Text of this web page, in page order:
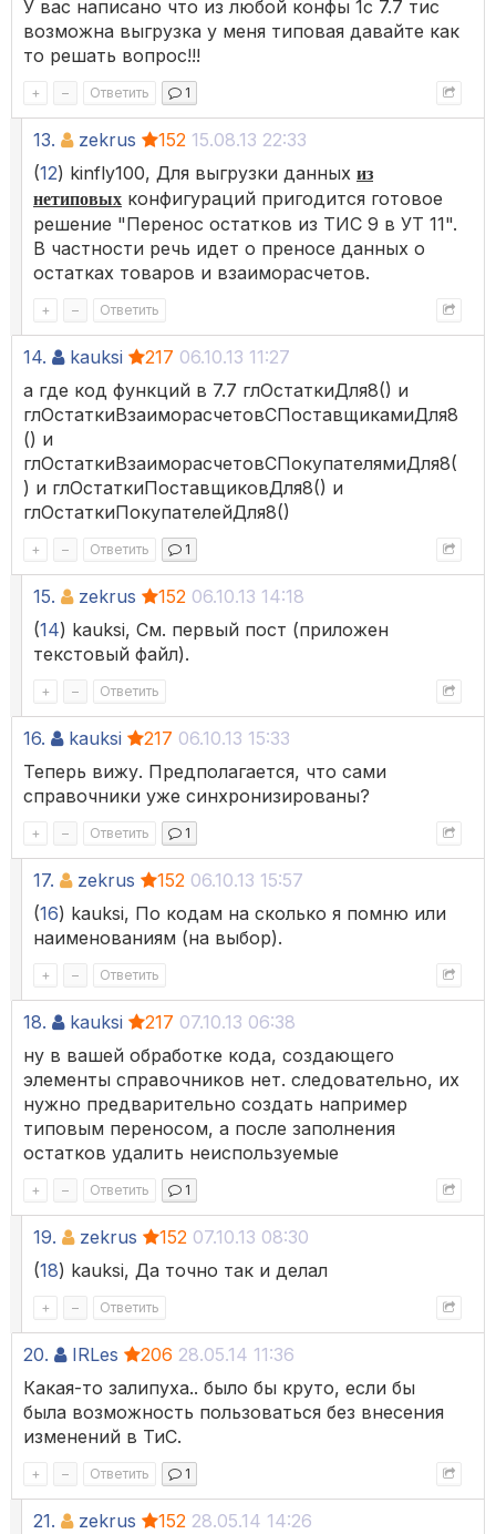
У вас написано что из любой конфы 1с 7.7 тис
возможна выгрузка у меня типовая давайте как
то решать вопрос!!!
+ – Ответить 1
13. zekrus 152 15.08.13 22:33
(12) kinfly100, Для выгрузки данных из
нетиповых конфигураций пригодится готовое
решение "Перенос остатков из ТИС 9 в УТ 11".
В частности речь идет о преносе данных о
остатках товаров и взаиморасчетов.
+ – Ответить
14. kauksi 217 06.10.13 11:27
а где код функций в 7.7 глОстаткиДля8() и
глОстаткиВзаиморасчетовСПоставщикамиДля8
() и
глОстаткиВзаиморасчетовСПокупателямиДля8(
) и глОстаткиПоставщиковДля8() и
глОстаткиПокупателейДля8()
+ – Ответить 1
15. zekrus 152 06.10.13 14:18
(14) kauksi, См. первый пост (приложен
текстовый файл).
+ – Ответить
16. kauksi 217 06.10.13 15:33
Теперь вижу. Предполагается, что сами
справочники уже синхронизированы?
+ – Ответить 1
17. zekrus 152 06.10.13 15:57
(16) kauksi, По кодам на сколько я помню или
наименованиям (на выбор).
+ – Ответить
18. kauksi 217 07.10.13 06:38
ну в вашей обработке кода, создающего
элементы справочников нет. следовательно, их
нужно предварительно создать например
типовым переносом, а после заполнения
остатков удалить неиспользуемые
+ – Ответить 1
19. zekrus 152 07.10.13 08:30
(18) kauksi, Да точно так и делал
+ – Ответить
20. IRLes 206 28.05.14 11:36
Какая-то залипуха.. было бы круто, если бы
была возможность пользоваться без внесения
изменений в ТиС.
+ – Ответить 1
21. zekrus 152 28.05.14 14:26